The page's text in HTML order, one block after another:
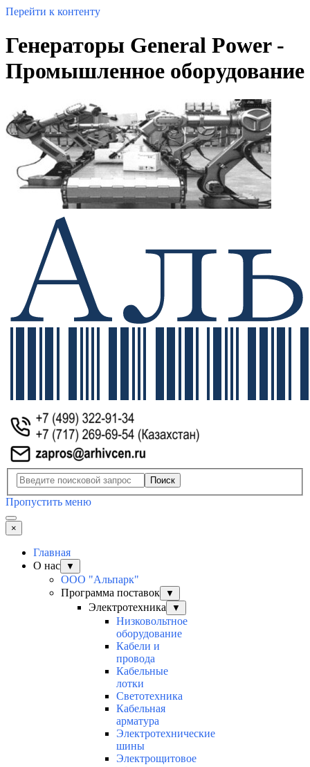
Перейти к контенту
Генераторы General Power -
Промышленное оборудование
Поиск
Пропустить меню
×
Главная
О нас
▼
ООО "Альпарк"
Программа поставок
▼
Электротехника ▼
Низковольтное
оборудование
Кабели и
провода
Кабельные
лотки
Светотехника
Кабельная
арматура
Электротехнические
шины
Электрощитовое